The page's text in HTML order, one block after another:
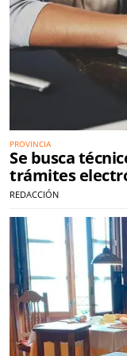
PROVINCIA
Se busca
trámites
REDACCIÓN